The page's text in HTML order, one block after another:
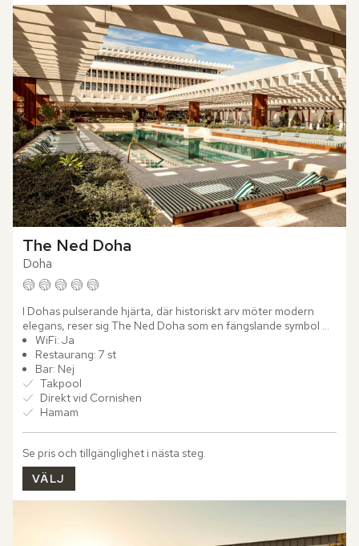
The Ned Doha
Doha
I Dohas pulserande hjärta, där historiskt arv möter modern
elegans, reser sig The Ned Doha som en fängslande symbol
för tidlös lyx. Nyrenoverat och med en fascinerande fasad
från...
WiFi: Ja
Restaurang: 7 st
Bar: Nej
Takpool
Direkt vid Cornishen
Hamam
Se pris och tillgänglighet i nästa steg.
VÄLJ